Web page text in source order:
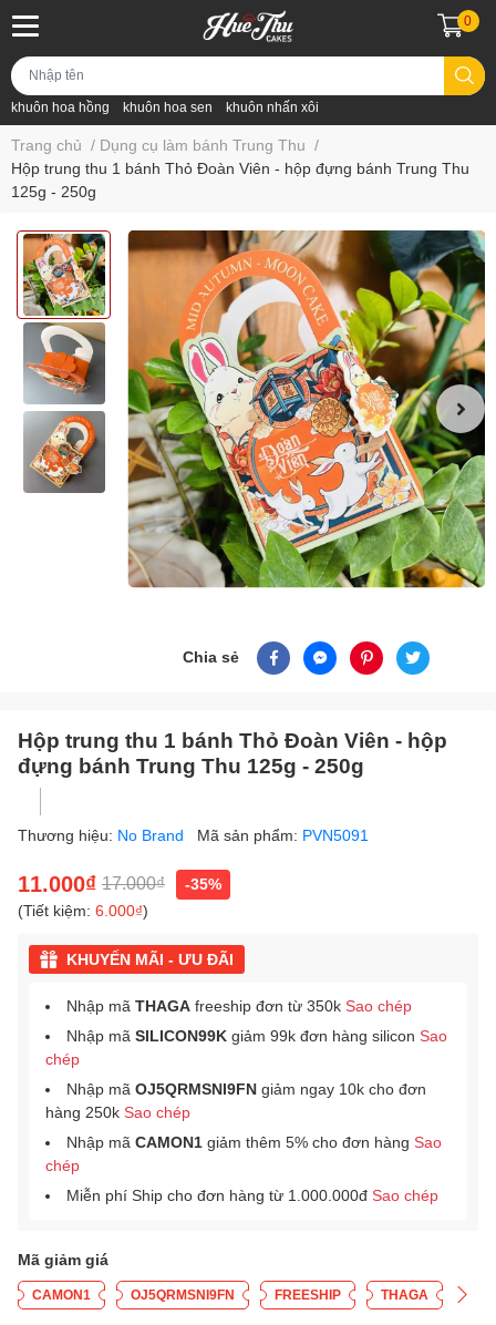
khuôn hoa hồng khuôn hoa sen khuôn nhấn xôi
0
Trang chủ / Dụng cụ làm bánh Trung Thu /
Hộp trung thu 1 bánh Thỏ Đoàn Viên - hộp đựng bánh Trung Thu
125g - 250g
Chia sẻ
Hộp trung thu 1 bánh Thỏ Đoàn Viên - hộp
đựng bánh Trung Thu 125g - 250g
Thương hiệu: No Brand Mã sản phẩm: PVN5091
11.000₫ 17.000₫
-35%
(Tiết kiệm: 6.000₫)
KHUYẾN MÃI - ƯU ĐÃI
Nhập mã THAGA freeship đơn từ 350k Sao chép
Nhập mã SILICON99K giảm 99k đơn hàng silicon Sao
chép
Nhập mã OJ5QRMSNI9FN giảm ngay 10k cho đơn
hàng 250k Sao chép
Nhập mã CAMON1 giảm thêm 5% cho đơn hàng Sao
chép
Miễn phí Ship cho đơn hàng từ 1.000.000đ Sao chép
Mã giảm giá
CAMON1 OJ5QRMSNI9FN FREESHIP THAGA